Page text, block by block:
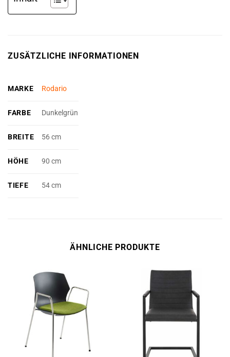
ZUSÄTZLICHE INFORMATIONEN
MARKE Rodario
FARBE Dunkelgrün
BREITE 56 cm
HÖHE 90 cm
TIEFE 54 cm
ÄHNLICHE PRODUKTE